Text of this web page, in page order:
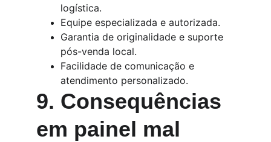
logística.
Equipe especializada e autorizada.
Garantia de originalidade e suporte
pós-venda local.
Facilidade de comunicação e
atendimento personalizado.
9. Consequências
em painel mal